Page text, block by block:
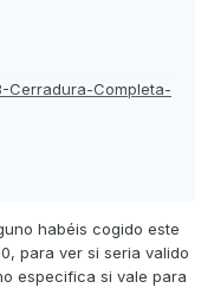
Cerradura-Completa-
habéis cogido este
para ver si seria valido
especifica si vale para